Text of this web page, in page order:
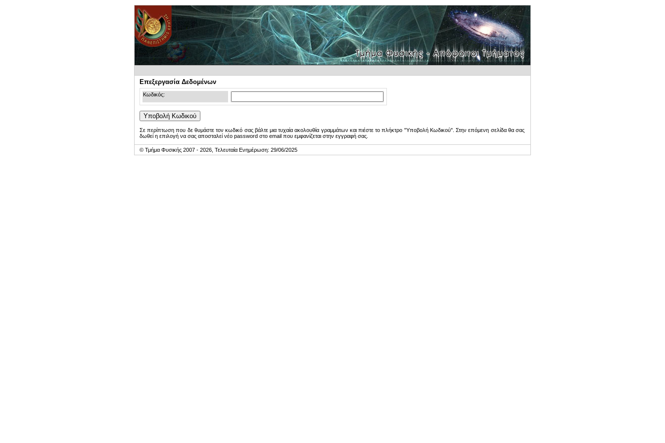
Επεξεργασία Δεδομένων
Κωδικός:
Σε περίπτωση που δε θυμάστε τον κωδικό σας βάλτε μια τυχαία ακολουθία γραμμάτων και πιέστε το πλήκτρο "Υποβολή Κωδικού". Στην επόμενη σελίδα θα σας
δωθεί η επιλογή να σας αποσταλεί νέο password στο email που εμφανίζεται στην εγγραφή σας.
© Τμήμα Φυσικής 2007 - 2026, Τελευταία Ενημέρωση: 29/06/2025